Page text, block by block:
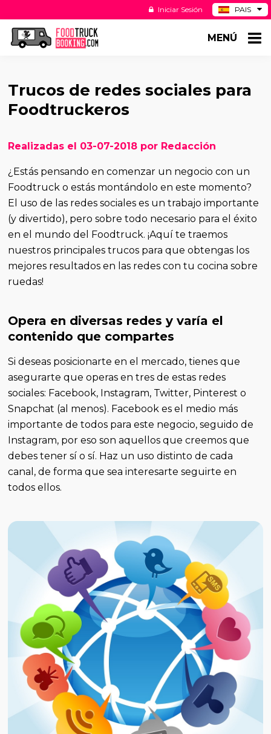
PAIS
DE
Iniciar Sesión
MENÚ
Trucos de redes sociales para
Foodtruckeros
Realizadas el 03-07-2018 por Redacción
¿Estás pensando en comenzar un negocio con un
Foodtruck o estás montándolo en este momento?
El uso de las redes sociales es un trabajo importante
(y divertido), pero sobre todo necesario para el éxito
en el mundo del Foodtruck. ¡Aquí te traemos
nuestros principales trucos para que obtengas los
mejores resultados en las redes con tu cocina sobre
ruedas!
Opera en diversas redes y varía el
contenido que compartes
Si deseas posicionarte en el mercado, tienes que
asegurarte que operas en tres de estas redes
sociales: Facebook, Instagram, Twitter, Pinterest o
Snapchat (al menos). Facebook es el medio más
importante de todos para este negocio, seguido de
Instagram, por eso son aquellos que creemos que
debes tener sí o sí. Haz un uso distinto de cada
canal, de forma que sea interesarte seguirte en
todos ellos.